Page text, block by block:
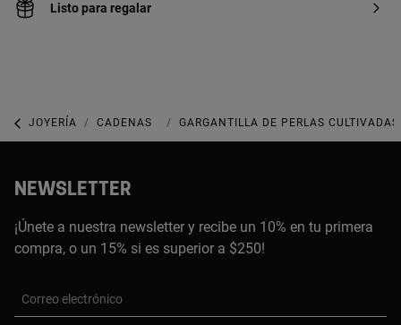
Listo para regalar
JOYERÍA CADENAS GARGANTILLAS
GARGANTILLA DE PERLAS
NEWSLETTER
¡Únete a nuestra newsletter y recibe un 10% en tu primera
compra, o un 15% si es superior a $250!
Correo electrónico